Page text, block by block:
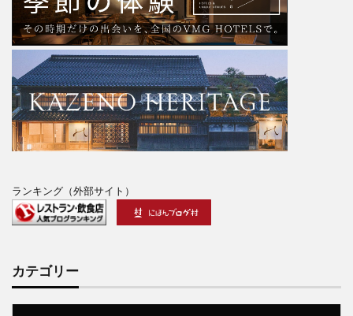
ランキング（外部サイト）
カテゴリー